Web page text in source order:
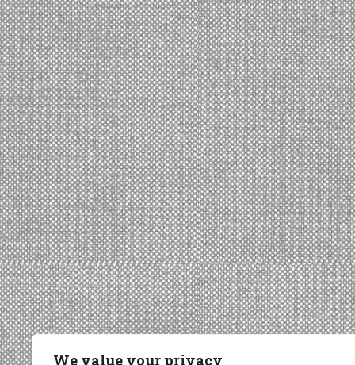
We value your privacy